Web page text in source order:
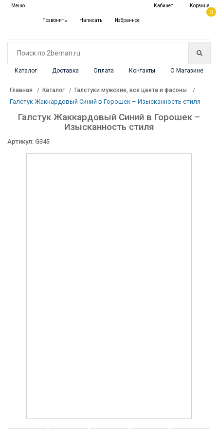
Каталог Доставка Оплата Контакты О Магазине
Каталог
Главная Каталог Галстуки мужские, все цвета и фасоны
Галстук Жаккардовый Синий в Горошек – Изысканность стиля
Галстук Жаккардовый Синий в Горошек –
Изысканность стиля
Артикул: G345
Меню
Позвонить Написать Избранное
Кабинет Корзина
0